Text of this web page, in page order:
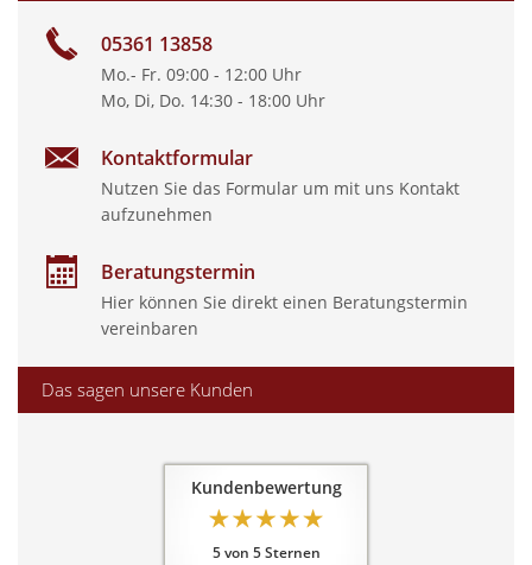
05361 13858
Mo.- Fr. 09:00 - 12:00 Uhr
Mo, Di, Do. 14:30 - 18:00 Uhr
Kontaktformular
Nutzen Sie das Formular um mit uns Kontakt
aufzunehmen
Beratungstermin
Hier können Sie direkt einen Beratungstermin
vereinbaren
Das sagen unsere Kunden
Kundenbewertung
5von 5Sternen